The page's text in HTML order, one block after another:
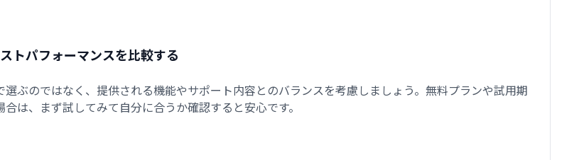
トパフォーマンスを比較する
選ぶのではなく、提供される機能やサポート内容とのバランスを考慮しましょう。無料プランや試用期
合は、まず試してみて自分に合うか確認すると安心です。